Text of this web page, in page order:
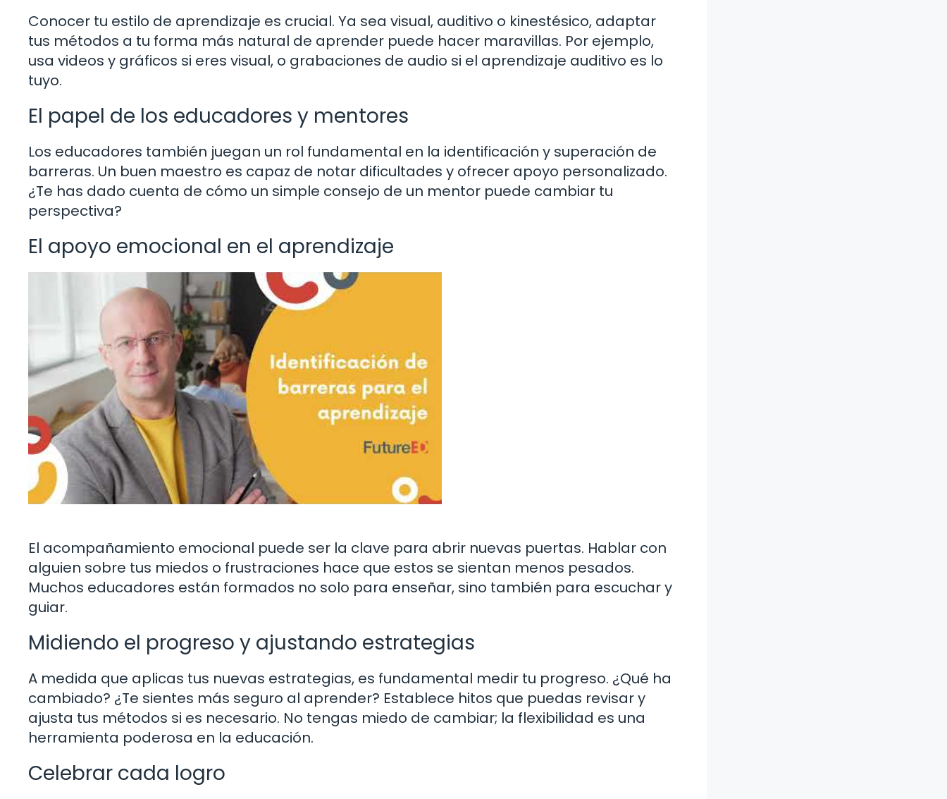
Conocer tu estilo de aprendizaje es crucial. Ya sea visual, auditivo o kinestésico, adaptar
tus métodos a tu forma más natural de aprender puede hacer maravillas. Por ejemplo,
usa videos y gráficos si eres visual, o grabaciones de audio si el aprendizaje auditivo es lo
tuyo.
El papel de los educadores y mentores
Los educadores también juegan un rol fundamental en la identificación y superación de
barreras. Un buen maestro es capaz de notar dificultades y ofrecer apoyo personalizado.
¿Te has dado cuenta de cómo un simple consejo de un mentor puede cambiar tu
perspectiva?
El apoyo emocional en el aprendizaje
El acompañamiento emocional puede ser la clave para abrir nuevas puertas. Hablar con
alguien sobre tus miedos o frustraciones hace que estos se sientan menos pesados.
Muchos educadores están formados no solo para enseñar, sino también para escuchar y
guiar.
Midiendo el progreso y ajustando estrategias
A medida que aplicas tus nuevas estrategias, es fundamental medir tu progreso. ¿Qué ha
cambiado? ¿Te sientes más seguro al aprender? Establece hitos que puedas revisar y
ajusta tus métodos si es necesario. No tengas miedo de cambiar; la flexibilidad es una
herramienta poderosa en la educación.
Celebrar cada logro